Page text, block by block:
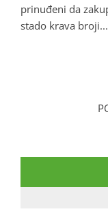
prinuđeni da
stado krava broji...